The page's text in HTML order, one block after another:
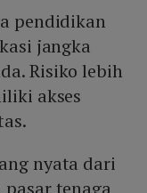
pendidikan
jangka
Risiko lebih
akses
nyata dari